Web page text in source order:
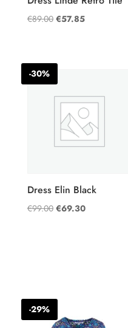
€89.00 Oorspronkelijke
€89.00.
€57.85Huidige
-30%
Dress Elin Black
€99.00 Oorspronkelijke
€69.30Huidige
-29%